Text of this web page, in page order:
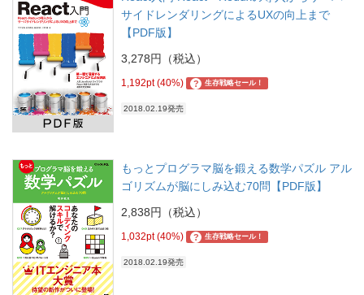
サイドレンダリングによるUXの向上まで
【PDF版】
3,278円（税込）
1,192pt (40%) ? 生存戦略セール！
2018.02.19発売
もっとプログラマ脳を鍛える数学パズル アル
ゴリズムが脳にしみ込む70問【PDF版】
2,838円（税込）
1,032pt (40%) ? 生存戦略セール！
2018.02.19発売